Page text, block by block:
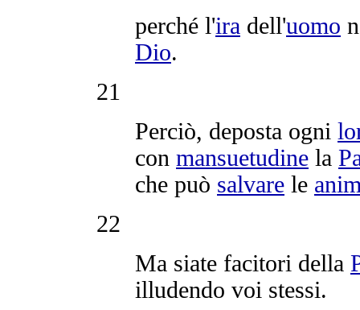
perché l'ira dell'uomo
Dio.
21
Perciò, deposta ogni
con mansuetudine la
che può salvare le
22
Ma siate facitori della
illudendo voi stessi.